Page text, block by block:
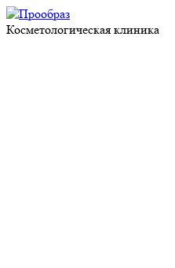
Косметологическая клиника